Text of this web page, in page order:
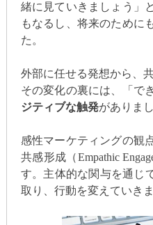
緒に見ていきましょう」
もなるし、将来のために
た。
外部に任せる発想から、
その変化の裏には、「で
ジティブな触発がありまし
感性マーケティングの観
共感形成（Empathic
す。主体的な関与を通じ
取り、行動を変えていきま